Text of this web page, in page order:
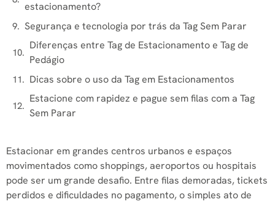
estacionamento?
Segurança e tecnologia por trás da Tag Sem Parar
Diferenças entre Tag de Estacionamento e Tag de
Pedágio
Dicas sobre o uso da Tag em Estacionamentos
Estacione com rapidez e pague sem filas com a Tag
Sem Parar
Estacionar em grandes centros urbanos e espaços
movimentados como shoppings, aeroportos ou hospitais
pode ser um grande desafio. Entre filas demoradas, tickets
perdidos e dificuldades no pagamento, o simples ato de